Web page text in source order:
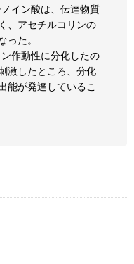
イン酸は、伝達物質
、アセチルコリンの
った。
作動性に分化したの
激したところ、分化
能が発達しているこ